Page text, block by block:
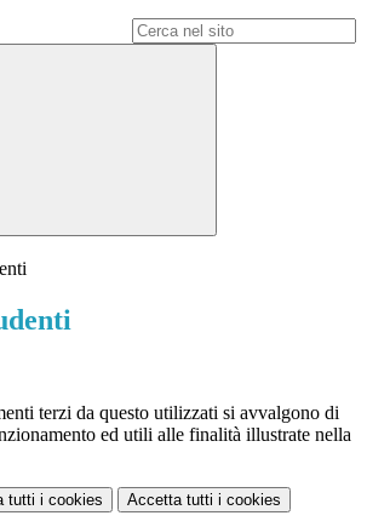
terzi da questo utilizzati si avvalgono di
ed utili alle finalità illustrate nella
tutti i cookies Accetta tutti i cookies